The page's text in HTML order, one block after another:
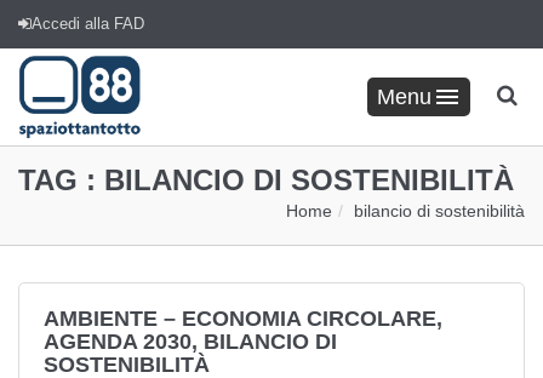
Accedi alla FAD
Menu
TAG : BILANCIO DI SOSTENIBILITÀ
Home bilancio di sostenibilità
AMBIENTE – ECONOMIA CIRCOLARE,
AGENDA 2030, BILANCIO DI
SOSTENIBILITÀ